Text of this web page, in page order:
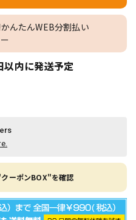
んたんWEB分割払い
内に発送予定
ーポンBOX"を確認